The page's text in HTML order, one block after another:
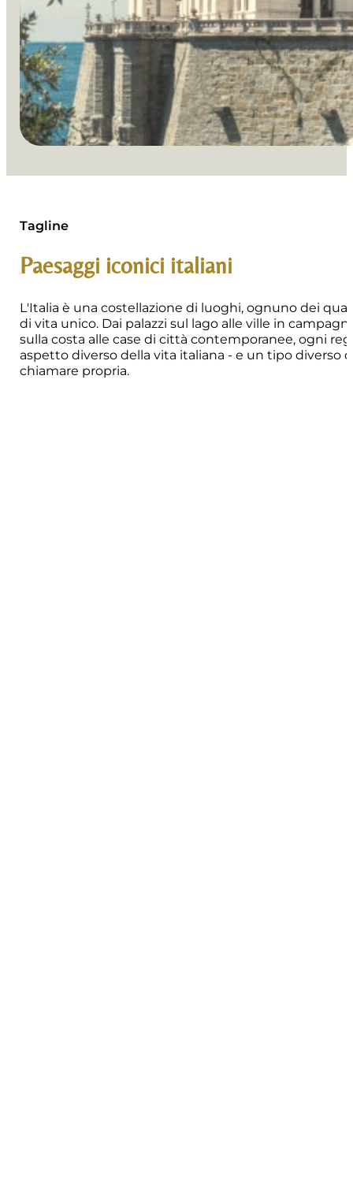
Tagline
Paesaggi iconici italiani
L'Italia è una costellazione di luoghi, ognuno dei
di vita unico. Dai palazzi sul lago alle ville in
sulla costa alle case di città contemporanee, ogni
aspetto diverso della vita italiana - e un tipo diverso
chiamare propria.